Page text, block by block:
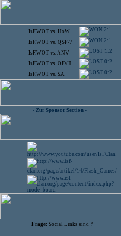
IsF.WOT vs. HoW 2:1
IsF.WOT vs. QSF-7 2:1
IsF.WOT vs.ANV 1:2
IsF.WOT vs. OFaH 0:2
IsF.WOT vs. SA 0:2
- Zur Sponsor Section -
Frage: Social Links sind ?